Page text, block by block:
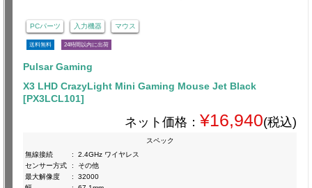
PCパーツ 入力機器 マウス
送料無料 24時間以内に出荷
Pulsar Gaming
X3 LHD CrazyLight Mini Gaming Mouse Jet Black
[PX3LCL101]
ネット価格： ¥16,940(税込)
スペック
無線接続
:
2.4GHz ワイヤレス
センサー方式
:
その他
最大解像度
:
32000